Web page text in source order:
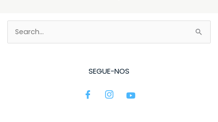
Search
for:
SEGUE-NOS